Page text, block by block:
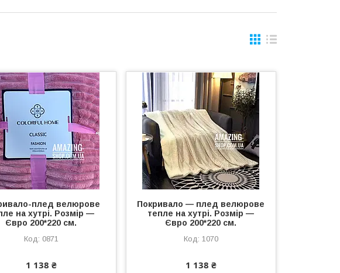
плед велюрове
на хутрі. Розмір —
Євро 200*220 см.
0871
1 138 ₴
Покривало — плед велюрове
тепле на хутрі. Розмір —
Євро 200*220 см.
1070
1 138 ₴